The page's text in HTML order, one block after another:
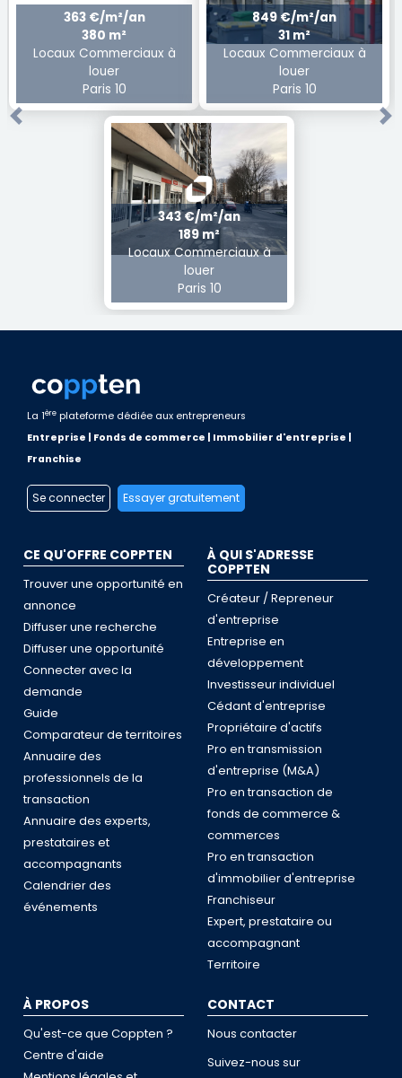
363 €/m²/an
380 m²
Locaux Commerciaux à
louer
Paris 10
849 €/m²/an
31 m²
Locaux Commerciaux à
louer
Paris 10
343 €/m²/an
189 m²
Locaux Commerciaux à
louer
Paris 10
Previous
La 1ère plateforme dédiée aux entrepreneurs
Entreprise | Fonds de commerce | Immobilier d'entreprise |
Franchise
Se connecter Essayer gratuitement
CE QU'OFFRE COPPTEN
Trouver une opportunité en
annonce
Diffuser une recherche
Diffuser une opportunité
Connecter avec la
demande
Guide
Comparateur de territoires
Annuaire des
professionnels de la
transaction
Annuaire des experts,
prestataires et
accompagnants
Calendrier des
événements
À QUI S'ADRESSE
COPPTEN
Créateur / Repreneur
d'entreprise
Entreprise en
développement
Investisseur individuel
Cédant d'entreprise
Propriétaire d'actifs
Pro en transmission
d'entreprise (M&A)
Pro en transaction de
fonds de commerce &
commerces
Pro en transaction
d'immobilier d'entreprise
Franchiseur
Expert, prestataire ou
accompagnant
Territoire
À PROPOS
Qu'est-ce que Coppten ?
Centre d'aide
CONTACT
Nous contacter
Suivez-nous sur